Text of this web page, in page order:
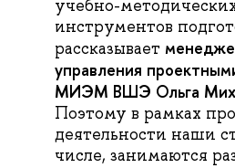
учебно-
инструментов
рассказывает
управления
МИЭМ ВШЭ Ольга
Поэтому в рамках
деятельности наши
числе, занимаются